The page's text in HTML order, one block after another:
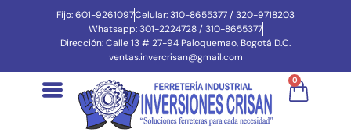
Fijo: 601-9261097Celular: 310-8655377 / 320-9718203
Whatsapp: 301-2224728 / 310-8655377
Dirección: Calle 13 # 27-94 Paloquemao, Bogotá D.C.
ventas.invercrisan@gmail.com
0